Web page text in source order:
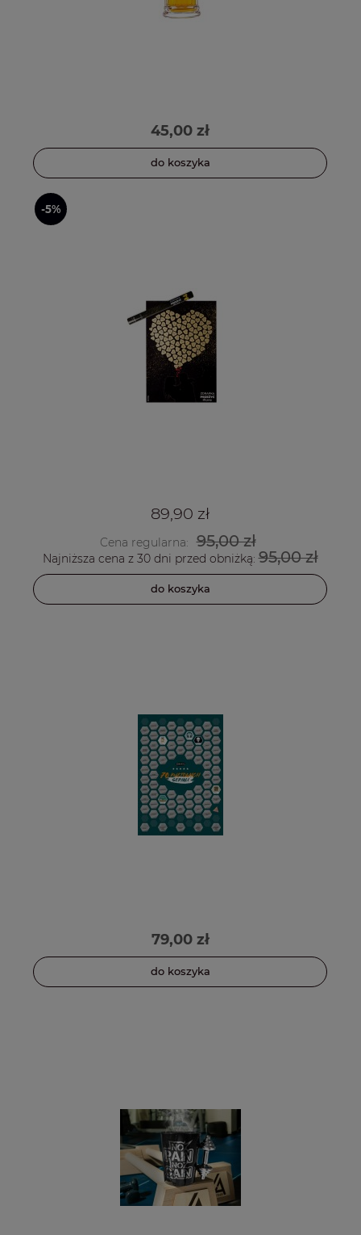
45,00 zł
do koszyka
89,90 zł
Cena regularna: 95,00 zł
Najniższa cena z 30 dni przed obniżką:95,00 zł
do koszyka
79,00 zł
do koszyka